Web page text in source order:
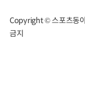
Copyright © 스포츠동
금지